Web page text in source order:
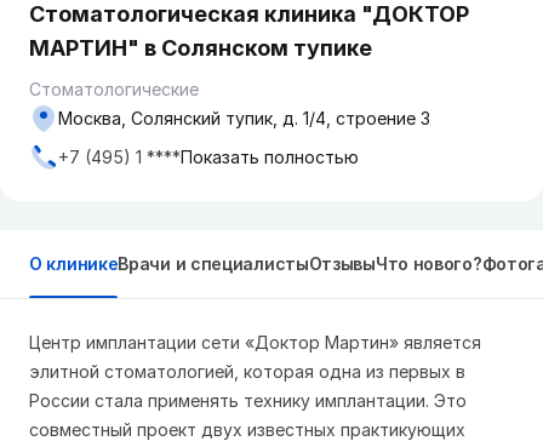
Стоматологическая клиника "ДОКТОР
МАРТИН" в Солянском тупике
Стоматологические
Москва, Солянский тупик, д. 1/4, строение 3
+7 (495) 1 ****Показать полностью
О клиникеВрачи и специалистыОтзывыЧто нового?
Центр имплантации сети «Доктор Мартин» является
элитной стоматологией, которая одна из первых в
России стала применять технику имплантации. Это
совместный проект двух известных практикующих